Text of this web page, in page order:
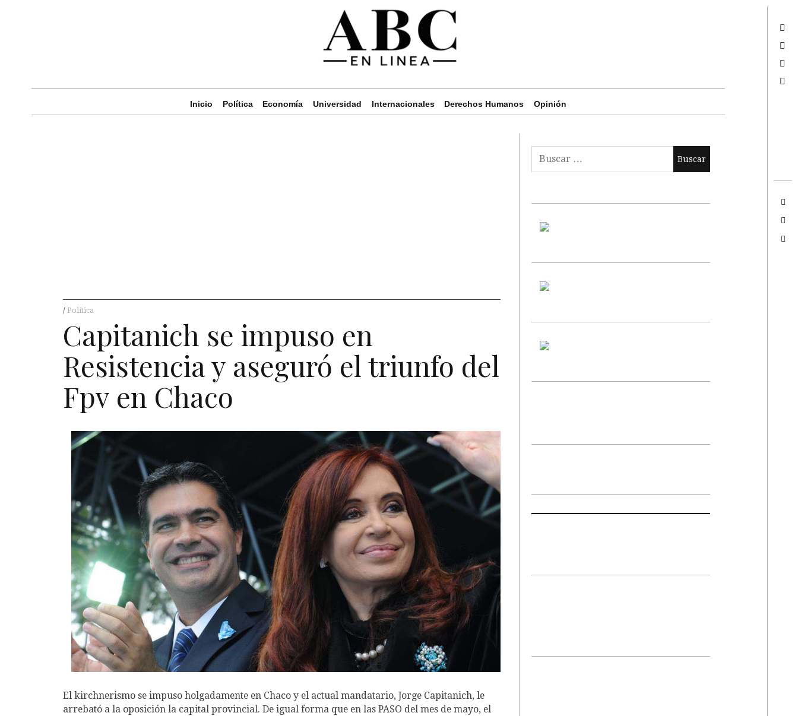
Inicio Política Economía Universidad Internacionales Derechos Humanos Opinión
Política
Capitanich se impuso en
Resistencia y aseguró el triunfo del
Fpv en Chaco
El kirchnerismo se impuso holgadamente en Chaco y el actual mandatario, Jorge Capitanich, le
arrebató a la oposición la capital provincial. De igual forma que en las PASO del mes de mayo, el